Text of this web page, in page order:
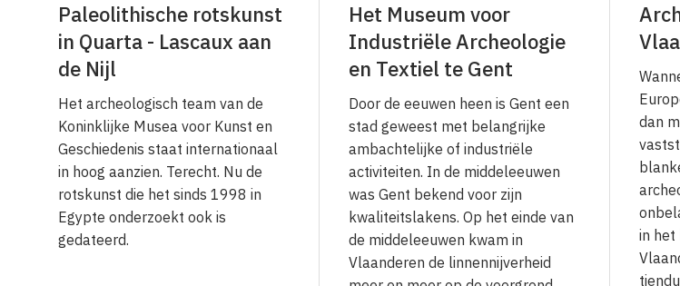
Paleolithische rotskunst
in Quarta - Lascaux aan
de Nijl
Het archeologisch team van de
Koninklijke Musea voor Kunst en
Geschiedenis staat internationaal
in hoog aanzien. Terecht. Nu de
rotskunst die het sinds 1998 in
Egypte onderzoekt ook is
gedateerd.
Het Museum voor
Industriële Archeologie
en Textiel te Gent
Door de eeuwen heen is Gent een
stad geweest met belangrijke
ambachtelijke of industriële
activiteiten. In de middeleeuwen
was Gent bekend voor zijn
kwaliteitslakens. Op het einde van
de middeleeuwen kwam in
Vlaanderen de linnennijverheid
dan
in het